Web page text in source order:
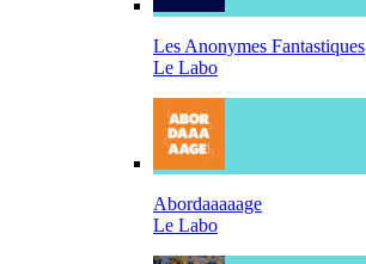
Les Anonymes Fantastiques
Le Labo
Abordaaaaage
Le Labo